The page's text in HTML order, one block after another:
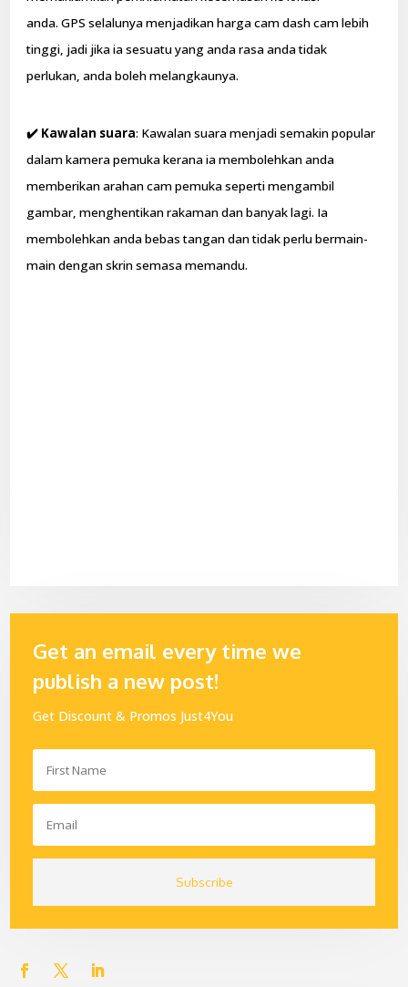
anda. GPS selalunya menjadikan harga cam dash cam lebih
tinggi, jadi jika ia sesuatu yang anda rasa anda tidak
perlukan, anda boleh melangkaunya.
✔️ Kawalan suara: Kawalan suara menjadi semakin popular
dalam kamera pemuka kerana ia membolehkan anda
memberikan arahan cam pemuka seperti mengambil
gambar, menghentikan rakaman dan banyak lagi. Ia
membolehkan anda bebas tangan dan tidak perlu bermain-
main dengan skrin semasa memandu.
Get an email every time we
publish a new post!
Get Discount & Promos Just4You
Subscribe